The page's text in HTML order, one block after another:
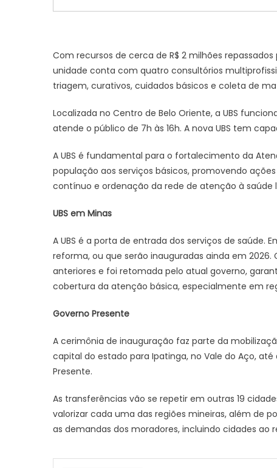
Com recursos de cerca de R$ 2 milhões
unidade conta com quatro consultórios
triagem, curativos, cuidados básicos e coleta de
Localizada no Centro de Belo Oriente, a UBS
atende o público de 7h às 16h. A nova UBS tem
A UBS é fundamental para o fortalecimento da
população aos serviços básicos, promovendo
contínuo e ordenação da rede de atenção à saúde
UBS em Minas
A UBS é a porta de entrada dos serviços de saúde.
reforma, ou que serão inauguradas ainda em
anteriores e foi retomada pelo atual governo,
cobertura da atenção básica, especialmente em
Governo Presente
A cerimônia de inauguração faz parte da
capital do estado para Ipatinga, no Vale do Aço,
Presente.
As transferências vão se repetir em outras 19
valorizar cada uma das regiões mineiras, além de
as demandas dos moradores, incluindo cidades ao